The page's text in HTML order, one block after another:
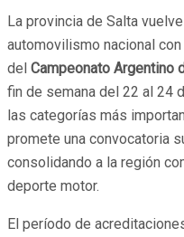
La provincia de Salta
automovilismo nacional
del Campeonato Argentino
fin de semana del 22 al 24
las categorías más
promete una convocatoria
consolidando a la región
deporte motor.
El período de